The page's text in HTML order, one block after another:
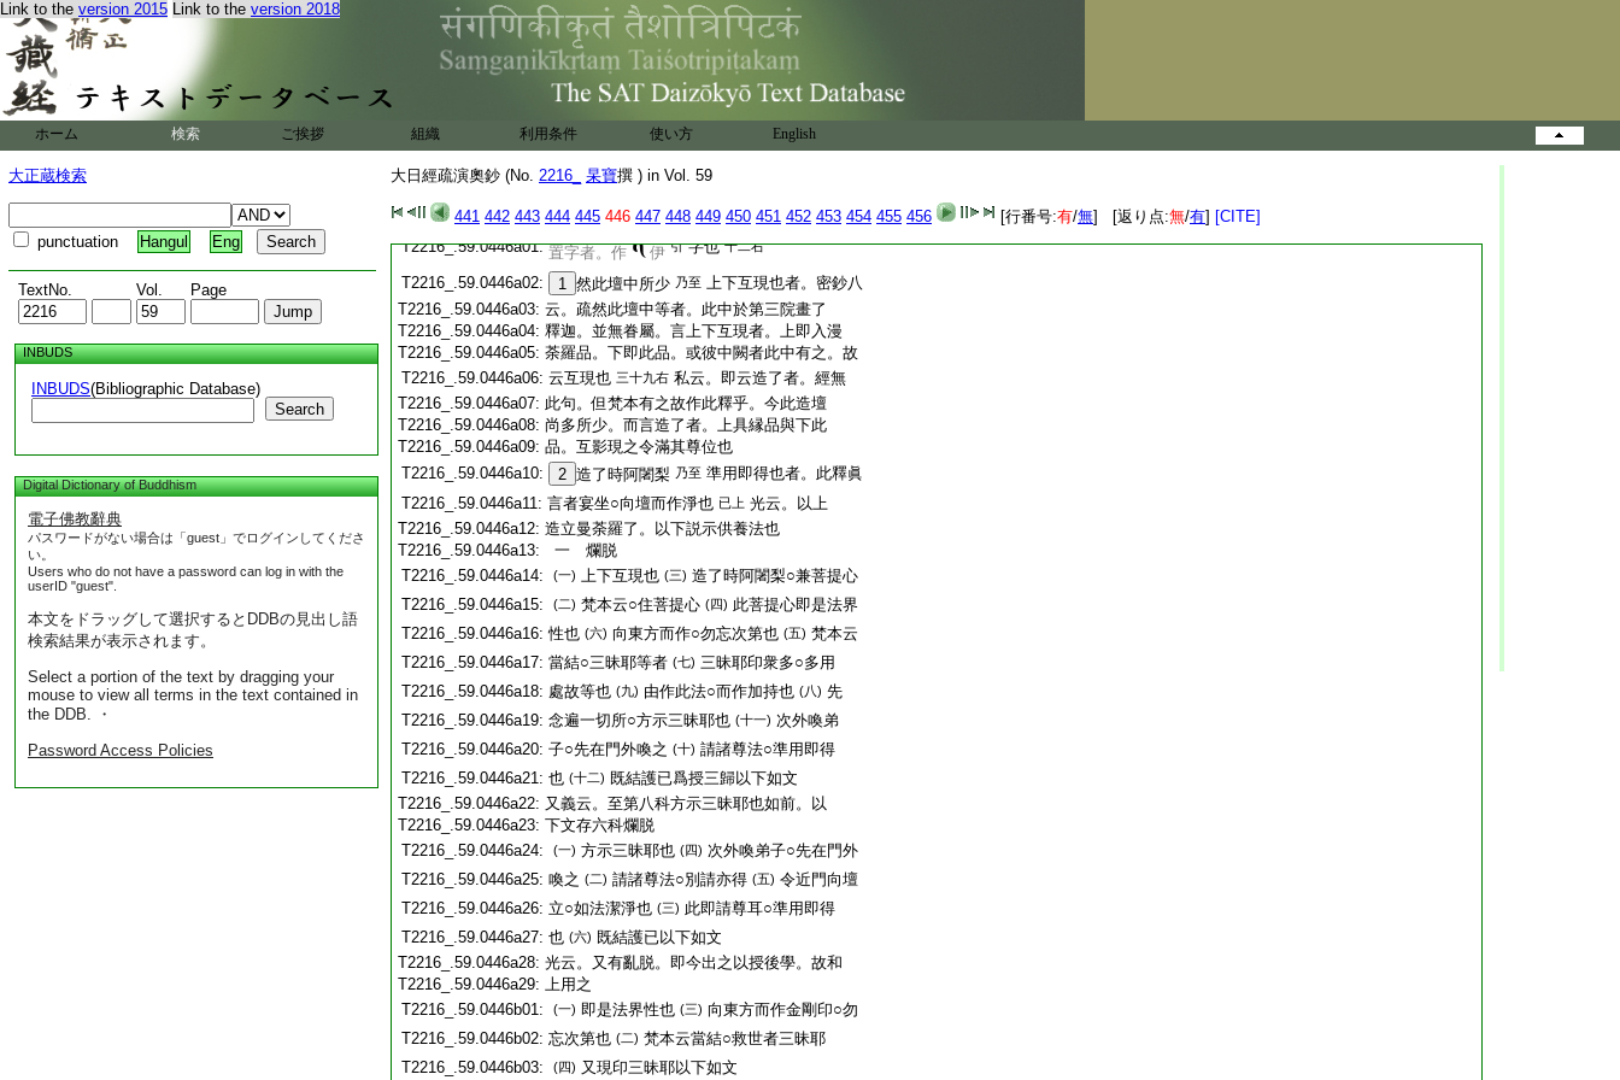
Link to the version 2015 Link to the version 2018
ホーム 検索 ご挨拶 組織 利用条件 使い方 English
大正蔵検索
punctuation Hangul Eng
TextNo. Vol. Page
INBUDS
INBUDS(Bibliographic Database)
Search
Digital Dictionary of Buddhism
電子佛教辭典
パスワードがない場合は「guest」でログインしてくださ
い。
Users who do not have a password can log in with the
userID "guest".
本文をドラッグして選択するとDDBの見出し語
検索結果が表示されます。
Select a portion of the text by dragging your
mouse to view all terms in the text contained in
the DDB. ・
Password Access Policies
大日經疏演奧鈔 (No. 2216_ 杲寶撰 ) in Vol. 59
441 442 443 444 445 446 447 448 449 450 451 452 453 454 455 456 [行番号:有/無] [返り点:無/有] [CITE]
T2216_.59.0445c22:噁字者即
也
T2216_.59.0445c23:
10 北方作地藏
作伊字也者。此釋夜叉方
T2216_.59.0445c24:地藏菩薩○所謂伊字也。義釋十云。北方作
地藏菩薩。色如 鉢 孕
瞿花色○若置
T2216_.59.0445c26: 字者。作 伊字也 十二右 私云。鉢孕瞿花者。
T2216_.59.0445c27:如第五鈔
T2216_.59.0445c28:
11 西方虚空藏菩薩 乃至
T2216_.59.0445c29: 方虚空藏○所謂伊字 長聲 也。義釋十云若但
T2216_.59.0446a01: 置字者。作 伊 引 字也 十二右
T2216_.59.0446a02: 1 然此壇中所少 乃至 上下互現也者。密鈔八
T2216_.59.0446a03: 云。疏然此壇中等者。此中於第三院畫了
T2216_.59.0446a04: 釋迦。並無眷屬。言上下互現者。上即入漫
T2216_.59.0446a05: 荼羅品。下即此品。或彼中闕者此中有之。故
T2216_.59.0446a06: 云互現也 三十九右 私云。即云造了者。經無
T2216_.59.0446a07: 此句。但梵本有之故作此釋乎。今此造壇
T2216_.59.0446a08: 尚多所少。而言造了者。上具縁品與下此
T2216_.59.0446a09: 品。互影現之令滿其尊位也
T2216_.59.0446a10:
2 造了時阿闍梨 乃至 準用即得也者。此釋眞
T2216_.59.0446a11: 言者宴坐○向壇而作淨也 已上 光云。以上
T2216_.59.0446a12: 造立曼荼羅了。以下説示供養法也
T2216_.59.0446a13:
一 爛脱
T2216_.59.0446a14:
(一) 上下互現也 (三) 造了時阿闍梨○兼菩提心
T2216_.59.0446a15:
(二) 梵本云○住菩提心 (四) 此菩提心即是法界
T2216_.59.0446a16: 性也 (六) 向東方而作○勿忘次第也 (五) 梵本云
T2216_.59.0446a17: 當結○三昧耶等者 (七) 三昧耶印衆多○多用
T2216_.59.0446a18: 處故等也 (九) 由作此法○而作加持也 (八) 先
T2216_.59.0446a19: 念遍一切所○方示三昧耶也 (十一) 次外喚弟
T2216_.59.0446a20: 子○先在門外喚之 (十) 請諸尊法○準用即得
T2216_.59.0446a21: 也 (十二) 既結護已爲授三歸以下如文
T2216_.59.0446a22: 又義云。至第八科方示三昧耶也如前。以
T2216_.59.0446a23: 下文存六科爛脱
T2216_.59.0446a24:
(一) 方示三昧耶也 (四) 次外喚弟子○先在門外
T2216_.59.0446a25: 喚之 (二) 請諸尊法○別請亦得 (五) 令近門向壇
T2216_.59.0446a26: 立○如法潔淨也 (三) 此即請尊耳○準用即得
T2216_.59.0446a27: 也 (六) 既結護已以下如文
T2216_.59.0446a28: 光云。又有亂脱。即今出之以授後學。故和
T2216_.59.0446a29: 上用之
T2216_.59.0446b01:
(一) 即是法界性也 (三) 向東方而作金剛印○勿
T2216_.59.0446b02: 忘次第也 (二) 梵本云當結○救世者三昧耶
T2216_.59.0446b03:
(四) 又現印三昧耶以下如文